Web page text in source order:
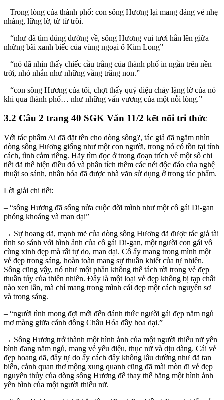
– Trong lòng của thành phố: con sông Hương lại mang dáng vẻ nhẹ
nhàng, lững lờ, từ từ trôi.
+ “như đã tìm đúng đường về, sông Hương vui tươi hẳn lên giữa
những bãi xanh biếc của vùng ngoại ô Kim Long”
+ “nó đã nhìn thấy chiếc cầu trắng của thành phố in ngần trên nền
trời, nhỏ nhắn như những vầng trăng non.”
+ “con sông Hương của tôi, chợt thấy quý điệu chảy lặng lờ của nó
khi qua thành phố… như những vấn vương của một nỗi lòng.”
3.2 Câu 2 trang 40 SGK Văn 11/2 kết nối tri thức
Với tác phẩm Ai đã đặt tên cho dòng sông?, tác giả đã ngắm nhìn
dòng sông Hương giống như một con người, trong nó có tồn tại tính
cách, tình cảm riêng. Hãy tìm đọc ở trong đoạn trích về một số chi
tiết đã thể hiện điều đó và phân tích thêm các nét độc đáo của nghệ
thuật so sánh, nhân hóa đã được nhà văn sử dụng ở trong tác phẩm.
Lời giải chi tiết:
– “sông Hương đã sống nửa cuộc đời mình như một cô gái Di-gan
phóng khoáng và man dại”
→ Sự hoang dã, mạnh mẽ của dòng sông Hương đã được tác giả tài
tình so sánh với hình ảnh của cô gái Di-gan, một người con gái vô
cùng xinh đẹp mà rất tự do, man dại. Cô ấy mang trong mình một
vẻ đẹp trong sáng, hoàn toàn mang sự thuần khiết của tự nhiên.
Sông cũng vậy, nó như một phần không thể tách rời trong vẻ đẹp
thuần túy của thiên nhiên. Đây là một loại vẻ đẹp không bị tạp chất
nào xen lẫn, mà chỉ mang trong mình cái đẹp một cách nguyên sơ
và trong sáng.
– “người tình mong đợi mới đến đánh thức người gái đẹp nằm ngủ
mơ màng giữa cánh đồng Châu Hóa đầy hoa dại.”
→ Sông Hương trở thành một hình ảnh của một người thiếu nữ yên
bình đang nằm ngủ, mang vẻ yểu điệu, thục nữ và dịu dàng. Cái vẻ
đẹp hoang dã, đầy tự do ấy cách đây không lâu dường như đã tan
biến, cảnh quan thơ mộng xung quanh cũng đã mài mòn đi vẻ đẹp
nguyên thủy của dòng sông Hương để thay thế bằng một hình ảnh
yên bình của một người thiếu nữ.